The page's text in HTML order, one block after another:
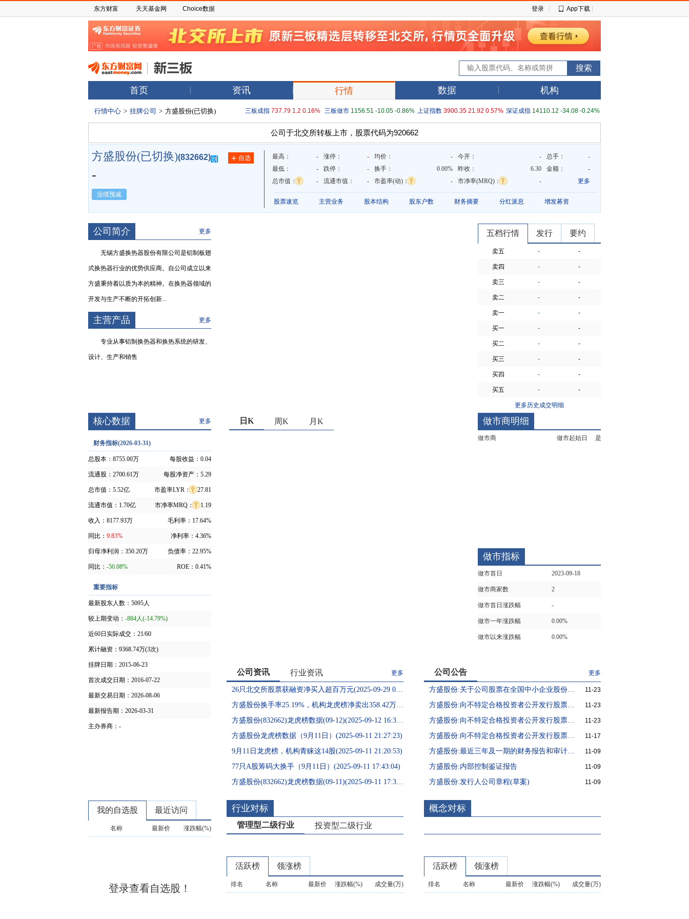
东方财富 天天基金网 Choice数据 登录 App下载
首页 资讯 行情 数据 机构
行情中心 > 挂牌公司 > 方盛股份(已切换) 三板成指 737.79 1.2 0.16% 三板做市 1156.51 -10.05 -0.86% 上证指数 3900.35 21.92 0.57% 深证成指 14110.12 -34.08 -0.24%
公司于北交所转板上市，股票代码为920662
方盛股份(已切换)(832662) + 自选
-
业绩预减
最高： - 涨停： - 均价： - 今开： - 总手：
-
最低：
- 跌停： - 换手： 0.00% 昨收： 6.30 金额：
-
总市值：
- 流通市值： - 市盈率(动)： - 市净率(MRQ)： - 更多
股票速览 主营业务 股本结构 股东户数 财务摘要 分红派息 增发募资
公司简介 更多
无锡方盛换热器股份有限公司是铝制板翅
式换热器行业的优势供应商。自公司成立以来
方盛秉持着以质为本的精神。在换热器领域的
开发与生产不断的开拓创新...
主营产品 更多
专业从事铝制换热器和换热系统的研发、
设计、生产和销售
五档行情 发行 要约
卖五 - -
卖四 - -
卖三 - -
卖二 - -
卖一 - -
买一 - -
买二 - -
买三 - -
买四 - -
买五 - -
更多历史成交明细
核心数据 更多
财务指标(2026-03-31)
总股本： 8755.00万 每股收益： 0.04
流通股： 2700.61万 每股净资产： 5.29
总市值： 5.52亿 市盈率LYR： 27.81
流通市值： 1.70亿 市净率MRQ： 1.19
收入： 8177.93万 毛利率： 17.64%
同比： 9.83% 净利率： 4.36%
归母净利润： 350.20万 负债率： 22.95%
同比： -50.08% ROE： 0.41%
重要指标
最新股东人数： 5095人
较上期变动： -884人(-14.79%)
近60日实际成交： 21/60
累计融资： 9368.74万(3次)
挂牌日期： 2015-06-23
首次成交日期： 2016-07-22
最新交易日期： 2026-08-06
最新报告期： 2026-03-31
主办券商： -
日K 周K 月K 做市商明细
做市商 做市起始日 是否首批做市商
做市指标
做市首日 2023-09-18
做市商家数 2
做市首日涨跌幅 -
做市一年涨跌幅 0.00%
做市以来涨跌幅 0.00%
公司资讯 行业资讯 更多
26只北交所股票获融资净买入超百万元(2025-09-29 09:33:56)
方盛股份换手率25.19%，机构龙虎榜净卖出358.42万元(2025-09-12 21:03:26)
方盛股份(832662)龙虎榜数据(09-12)(2025-09-12 16:34:54)
方盛股份龙虎榜数据（9月11日）(2025-09-11 21:27:23)
9月11日龙虎榜，机构青睐这14股(2025-09-11 21:20:53)
77只A股筹码大换手（9月11日）(2025-09-11 17:43:04)
方盛股份(832662)龙虎榜数据(09-11)(2025-09-11 17:35:22)
公司公告 更多
方盛股份:关于公司股票在全国中小企业股份转让系统终止挂牌的提示性公告 11-23
方盛股份:向不特定合格投资者公开发行股票并在北京证券交易所上市公告书 11-23
方盛股份:向不特定合格投资者公开发行股票并在北京证券交易所上市提示性公告 11-23
方盛股份:向不特定合格投资者公开发行股票并在北京证券交易所上市发行结果公告 11-17
方盛股份:最近三年及一期的财务报告和审计报告 11-09
方盛股份:内部控制鉴证报告 11-09
方盛股份:发行人公司章程(草案) 11-09
我的自选股 最近访问
名称 最新价 涨跌幅(%)
登录查看自选股！
行业对标
管理型二级行业 投资型二级行业
活跃榜 领涨榜
排名 名称 最新价 涨跌幅(%) 成交量(万)
概念对标
活跃榜 领涨榜
排名 名称 最新价 涨跌幅(%) 成交量(万)